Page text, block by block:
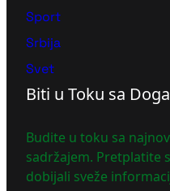
Sport
Srbija
Svet
Biti u Toku sa
Budite u toku sa
sadržajem. Pretplatite
dobijali sveže